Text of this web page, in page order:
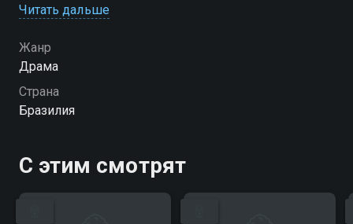
неё оказывается Кайю, сын Ла Селвы от первого
Посмотреть онлайн 1 сезон сериала Земля и страсть
вы можете совершенно бесплатно в хорошем HD
качестве на Смотрёшке
Читать дальше
Жанр
Драма
Страна
Бразилия
С этим смотрят